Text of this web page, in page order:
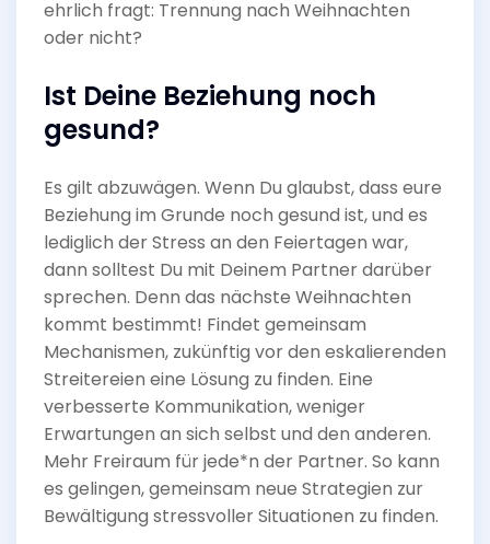
ehrlich fragt: Trennung nach Weihnachten
oder nicht?
Ist Deine Beziehung noch
gesund?
Es gilt abzuwägen. Wenn Du glaubst, dass eure
Beziehung im Grunde noch gesund ist, und es
lediglich der Stress an den Feiertagen war,
dann solltest Du mit Deinem Partner darüber
sprechen. Denn das nächste Weihnachten
kommt bestimmt! Findet gemeinsam
Mechanismen, zukünftig vor den eskalierenden
Streitereien eine Lösung zu finden. Eine
verbesserte Kommunikation, weniger
Erwartungen an sich selbst und den anderen.
Mehr Freiraum für jede*n der Partner. So kann
es gelingen, gemeinsam neue Strategien zur
Bewältigung stressvoller Situationen zu finden.